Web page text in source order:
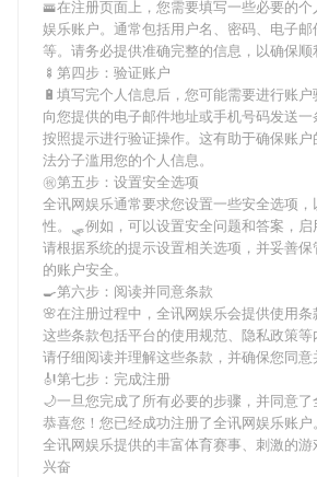
🚟在注册页面上，您需要填写一些必要的
娱乐账户。通常包括用户名、密码、电子
等。请务必提供准确完整的信息，以确保顺
🍢第四步：验证账户
🔋填写完个人信息后，您可能需要进行账户
向您提供的电子邮件地址或手机号码发送
按照提示进行验证操作。这有助于确保账
法分子滥用您的个人信息。
㊗第五步：设置安全选项
全讯网娱乐通常要求您设置一些安全选项
性。🛷例如，可以设置安全问题和答案，启
请根据系统的提示设置相关选项，并妥善
的账户安全。
🍳第六步：阅读并同意条款
🌸在注册过程中， 全讯网娱乐会提供使用条
这些条款包括平台的使用规范、隐私政策等
请仔细阅读并理解这些条款，并确保您同意
🎻第七步：完成注册
🌙一旦您完成了所有必要的步骤，并同意了
恭喜您！您已经成功注册了全讯网娱乐账
全讯网娱乐提供的丰富体育赛事、刺激的
兴奋